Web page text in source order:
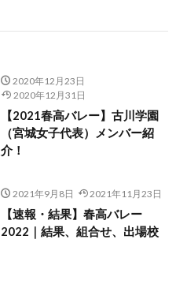
2020年12月23日
2020年12月31日
【2021春高バレー】古川学園
（宮城女子代表）メンバー紹
介！
2021年9月8日 2021年11月23日
【速報・結果】春高バレー
2022｜結果、組合せ、出場校